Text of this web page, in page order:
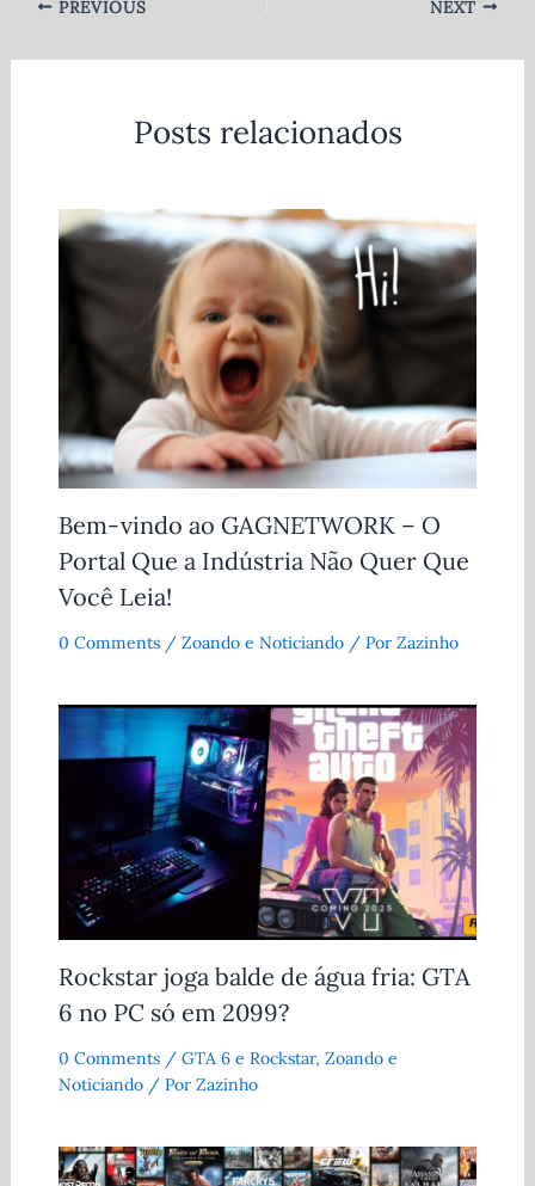
PREVIOUS NEXT
Posts relacionados
Bem-vindo ao GAGNETWORK – O
Portal Que a Indústria Não Quer Que
Você Leia!
0 Comments / Zoando e Noticiando/ Por Zazinho
Rockstar joga balde de água fria: GTA
6 no PC só em 2099?
0 Comments / GTA 6 e Rockstar, Zoando e
Noticiando/ Por Zazinho